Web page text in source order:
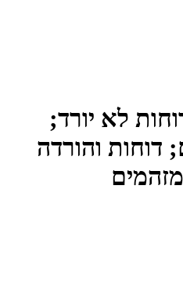
לא יורד;
דוחות והורדה